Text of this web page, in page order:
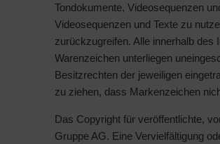
Tondokumente, Videosequenzen
Videosequenzen und Texte zu
zurückzugreifen. Alle innerhalb des
Warenzeichen unterliegen
Besitzrechten der jeweiligen
zu ziehen, dass Markenzeichen
Das Copyright für veröffentlichte,
Gruppe AG. Eine Vervielfältigung